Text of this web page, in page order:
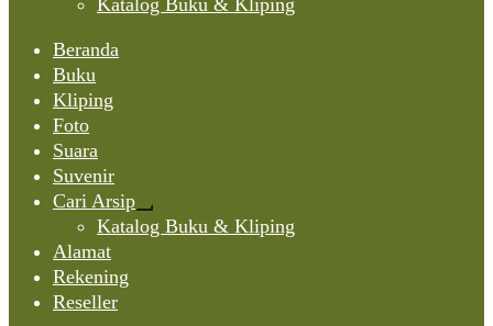
Katalog Buku & Kliping
Beranda
Buku
Kliping
Foto
Suara
Suvenir
Cari Arsip
Expand
child
Katalog Buku & Kliping
Alamat
Rekening
Reseller